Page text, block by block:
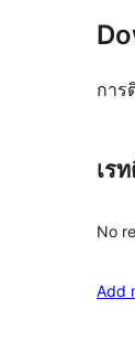
การ
เร
No
Add